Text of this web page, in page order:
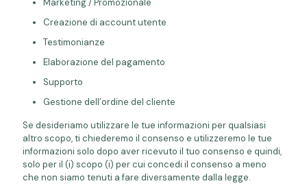
Marketing / Promozionale
Creazione di account utente
Testimonianze
Elaborazione del pagamento
Supporto
Gestione dell’ordine del cliente
Se desideriamo utilizzare le tue informazioni per qualsiasi
altro scopo, ti chiederemo il consenso e utilizzeremo le tue
informazioni solo dopo aver ricevuto il tuo consenso e quindi,
solo per il (i) scopo (i) per cui concedi il consenso a meno
che non siamo tenuti a fare diversamente dalla legge.